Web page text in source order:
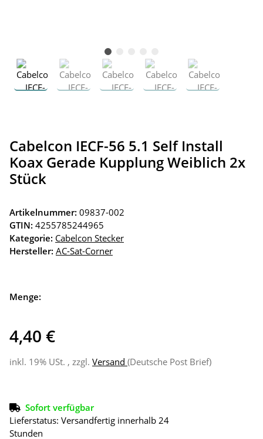
Cabelcon IECF-56 5.1 Self Install
Koax Gerade Kupplung Weiblich 2x
Stück
Artikelnummer: 09837-002
GTIN: 4255785244965
Kategorie: Cabelcon Stecker
Hersteller: AC-Sat-Corner
Menge:
4,40 €
inkl. 19% USt. , zzgl. Versand (Deutsche Post Brief)
Sofort verfügbar
Lieferstatus: Versandfertig innerhalb 24
Stunden